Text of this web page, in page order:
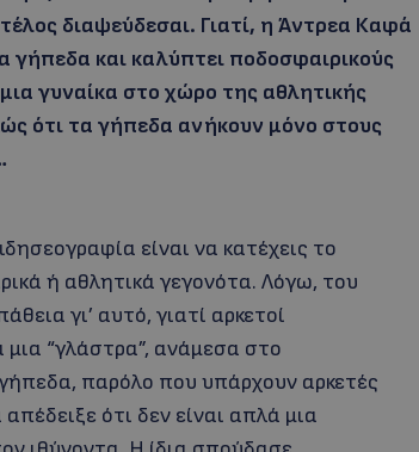
διαψεύδεσαι. Γιατί, η Άντρεα Καφά
γήπεδα και καλύπτει ποδοσφαιρικούς
γυναίκα στο χώρο της αθλητικής
ότι τα γήπεδα ανήκουν μόνο στους
είναι να κατέχεις το
ή αθλητικά γεγονότα. Λόγω, του
γι’ αυτό, γιατί αρκετοί
μια “γλάστρα”, ανάμεσα στο
παρόλο που υπάρχουν αρκετές
ότι δεν είναι απλά μια